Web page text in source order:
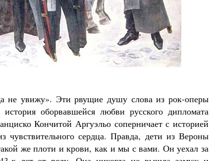
не увижу». Эти рвущие душу слова из рок-оперы
оборвавшейся любви русского дипломата
Кончитой Аргуэльо соперничает с историей
сердца. Правда, дети из Вероны
же плоти и крови, как и мы с вами. Он уехал за
Мурышев
Великомученик Георгий Победоносец. Научись у